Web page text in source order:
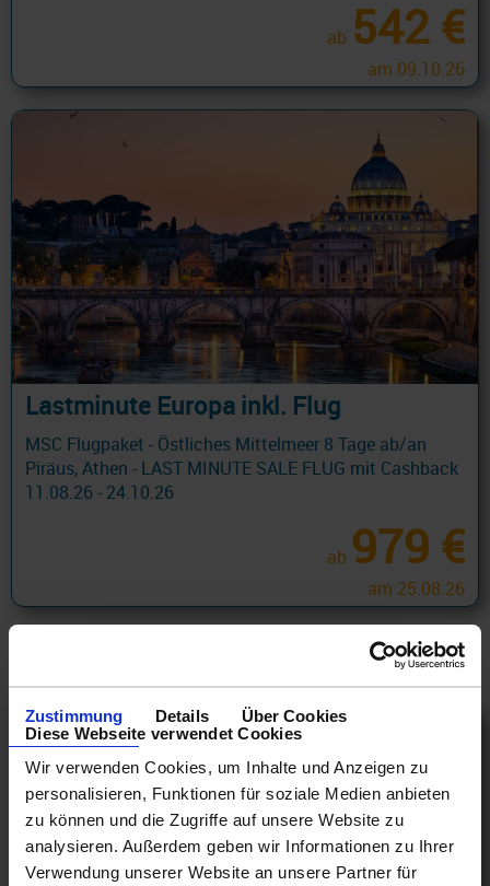
Zustimmung Details
Über Cookies
Diese Webseite verwendet Cookies
Wir verwenden Cookies, um Inhalte und Anzeigen zu
personalisieren, Funktionen für soziale Medien anbieten
zu können und die Zugriffe auf unsere Website zu
analysieren. Außerdem geben wir Informationen zu Ihrer
Verwendung unserer Website an unsere Partner für
ab 542 €
am 09.10.26
Lastminute Europa inkl. Flug
MSC Flugpaket - Östliches Mittelmeer 8 Tage ab/an
Piräus, Athen - LAST MINUTE SALE FLUG mit Cashback
11.08.26 - 24.10.26
ab 979 €
am 25.08.26